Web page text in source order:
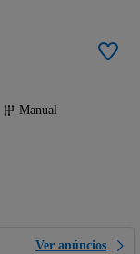
Manual
Ver anúncios